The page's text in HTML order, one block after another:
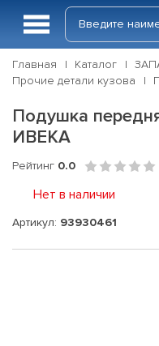
Главная Каталог
Прочие детали кузова
Подушка
ИВЕКА
Рейтинг 0.0
Нет в наличии
Артикул: 93930461